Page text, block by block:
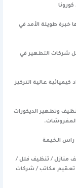
طويلة الأمد في
شركات التطهير في
عالية التركيز
وتطهير الديكورات
راس الخيمة
منازل / تنظيف فلل /
مكاتب / شركات